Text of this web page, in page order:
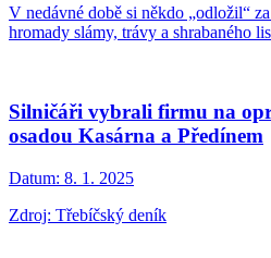
V nedávné době si někdo „odložil“
hromady slámy, trávy a shrabaného
Silničáři vybrali firmu na
osadou Kasárna a Předínem
Datum: 8. 1. 2025
Zdroj: Třebíčský deník